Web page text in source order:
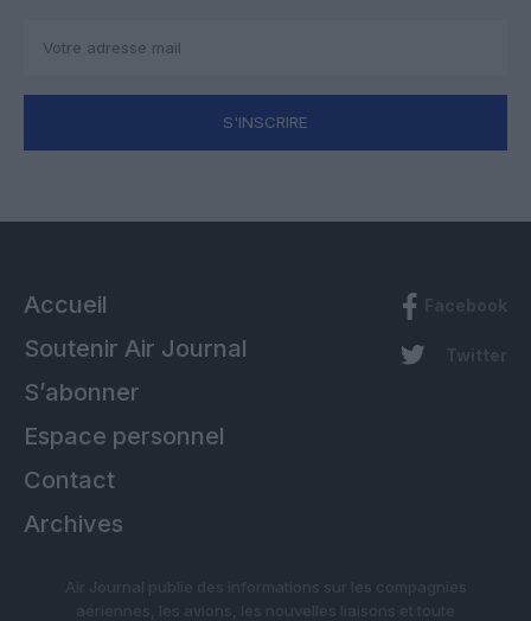
S'INSCRIRE
Accueil
Soutenir Air Journal
S’abonner
Espace personnel
Contact
Archives